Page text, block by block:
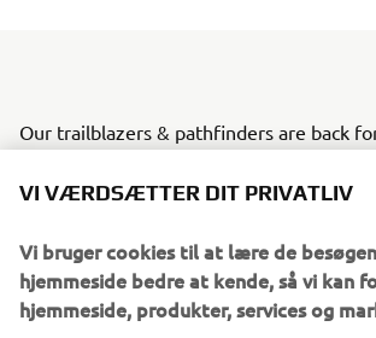
Our trailblazers & pathfinders are back
graphics to make you stand out on the
For 2023, we’ve thrown in some
proven EPS technology on our two
the new Sidewinder L-TX LE EPS and the
SRX LE EPS; to minimise negative trail
VI VÆRDSÆTTER DIT PRIVATLIV
Vi bruger cookies til at lære de
hjemmeside bedre at kende, så vi kan
hjemmeside, produkter, services og